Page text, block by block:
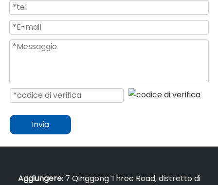
Invia
Aggiungere: 7 Qinggong Three Road, distretto di